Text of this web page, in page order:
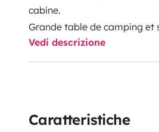
cabine.
Grande table de camping et
Auvent et tapis de sol.
supplémentaire.
géographique: proche de la
Vedi descrizione
Caratteristiche